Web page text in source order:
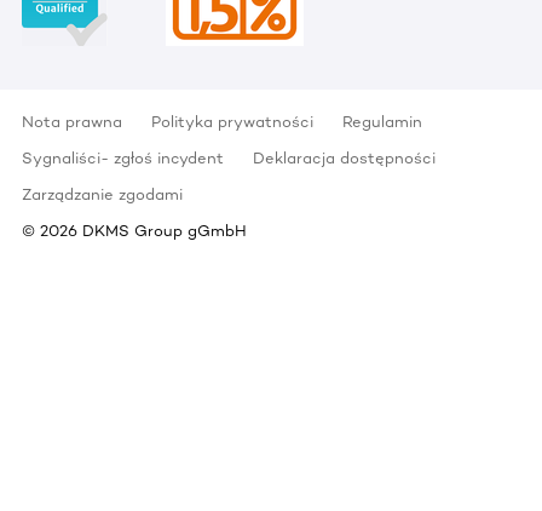
Nota prawna Polityka prywatności
Regulamin
Sygnaliści- zgłoś incydent
Deklaracja dostępności
Zarządzanie zgodami
© 2026 DKMS Group gGmbH